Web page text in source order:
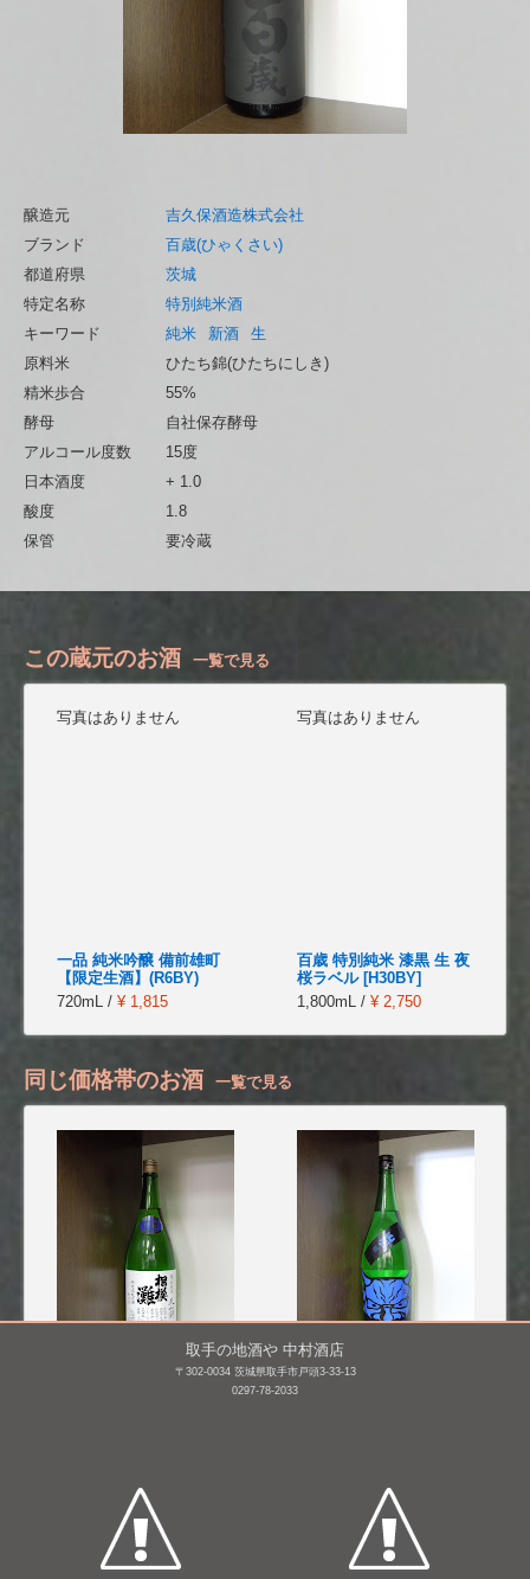
醸造元
吉久保酒造株式会社
ブランド
百歳(ひゃくさい)
都道府県
茨城
特定名称
特別純米酒
キーワード
純米 新酒
生
原料米
ひたち錦(ひたちにしき)
精米歩合
55%
酵母
自社保存酵母
アルコール度数
15度
日本酒度
+ 1.0
酸度
1.8
保管
要冷蔵
この蔵元のお酒 一覧で見る
写真はありません
一品 純米吟醸 備前雄町
【限定生酒】(R6BY)
720mL / ¥ 1,815
写真はありません
百歳 特別純米 漆黒 生 夜
桜ラベル [H30BY]
1,800mL / ¥ 2,750
同じ価格帯のお酒 一覧で見る
相模灘 特別純米 美山錦
山間 特別本醸造 仕込み7
号 無濾過生原酒 鬼山間
取手の地酒や 中村酒店
〒302-0034 茨城県取手市戸頭3-33-13
0297-78-2033